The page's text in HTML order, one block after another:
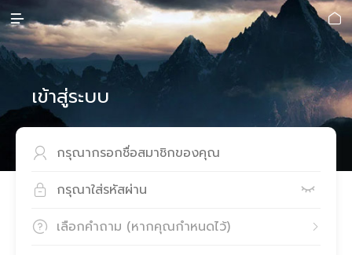
 
เข้าสู่ระบบ

 
 
เลือกคำถาม (หากคุณกำหนดไว้)